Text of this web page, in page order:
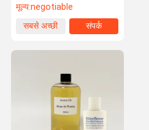
मूल्य:negotiable
सबसे अच्छी
संपर्क